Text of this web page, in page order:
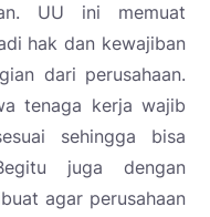
UU ini memuat
hak dan kewajiban
dari perusahaan.
tenaga kerja wajib
sehingga bisa
juga dengan
agar perusahaan